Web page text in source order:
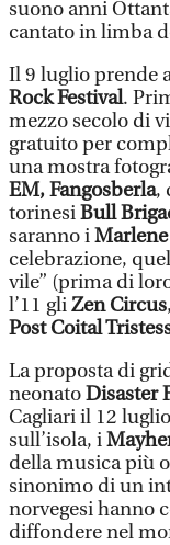
suono anni
cantato in limba
Il 9 luglio prende
Rock Festival.
mezzo secolo di
gratuito per
una mostra
EM, Fangosberla,
torinesiBull
saranno i
celebrazione,
vile” (prima di
l’11 gliZen Circus
Post Coital
La proposta di
neonatoDisaster
Cagliari il 12
sull’isola, i
della musica più
sinonimo di un
norvegesi hanno
diffondere nel